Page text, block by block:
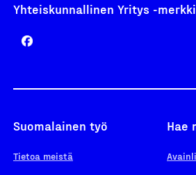
Yhteiskunnallinen Yritys -merkki
Suomalainen työ
Tietoa meistä
Hae